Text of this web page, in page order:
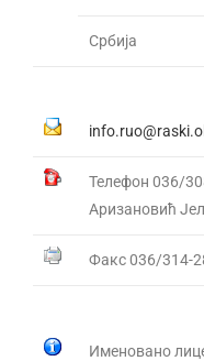
Србија
Телефон 036/
Аризановић
Факс 036/314-
Именовано